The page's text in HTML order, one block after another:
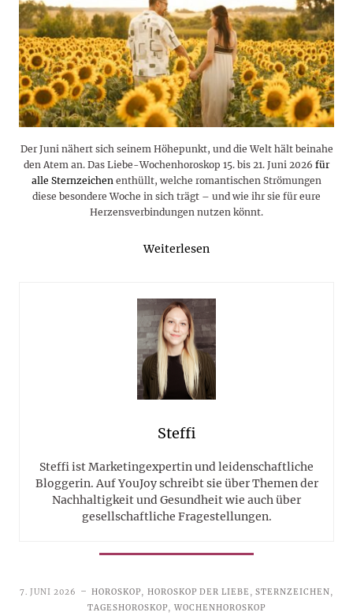
Der Juni nähert sich seinem Höhepunkt, und die Welt hält beinahe
den Atem an. Das Liebe-Wochenhoroskop 15. bis 21. Juni 2026 für
alle Sternzeichen enthüllt, welche romantischen Strömungen
diese besondere Woche in sich trägt – und wie ihr sie für eure
Herzensverbindungen nutzen könnt.
Weiterlesen
Steffi
Steffi ist Marketingexpertin und leidenschaftliche
Bloggerin. Auf YouJoy schreibt sie über Themen der
Nachhaltigkeit und Gesundheit wie auch über
gesellschaftliche Fragestellungen.
7. JUNI 2026 HOROSKOP, HOROSKOP DER LIEBE, STERNZEICHEN,
TAGESHOROSKOP, WOCHENHOROSKOP